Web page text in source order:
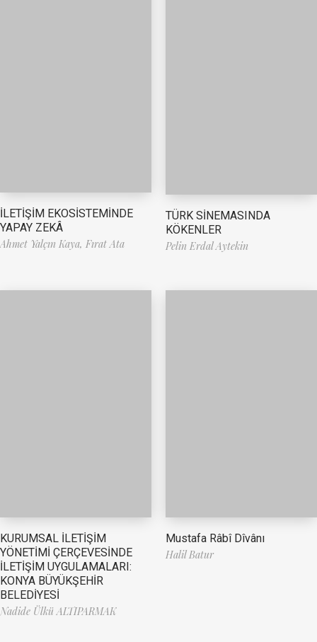
İLETİŞİM EKOSİSTEMİNDE
YAPAY ZEKÂ
Ahmet Yalçın Kaya, Fırat Ata
TÜRK SİNEMASINDA
KÖKENLER
Pelin Erdal Aytekin
KURUMSAL İLETİŞİM
YÖNETİMİ ÇERÇEVESİNDE
İLETİŞİM UYGULAMALARI:
KONYA BÜYÜKŞEHİR
BELEDİYESİ
Nadide Ülkü ALTIPARMAK
Mustafa Râbî Dîvânı
Halil Batur